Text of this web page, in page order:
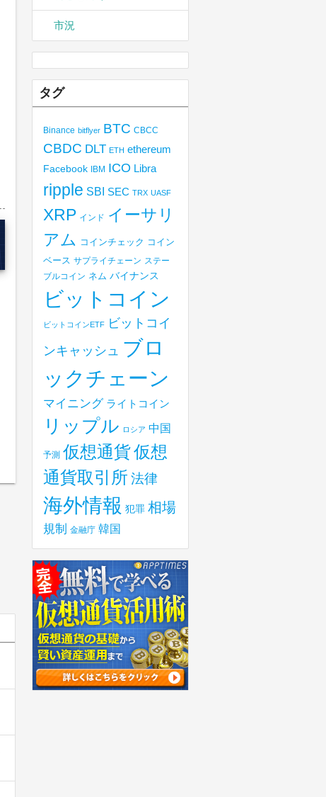
市況
タグ
Binance bitflyer BTC CBCC
CBDC DLT ETH ethereum
Facebook IBM ICO Libra
ripple SBI SEC TRX UASF
XRP インド イーサリ
アム コインチェック コイン
ベース サプライチェーン ステー
ブルコイン ネム バイナンス
ビットコイン
ビットコインETF
ビットコイ
ンキャッシュ ブロ
ックチェーン
マイニング ライトコイン
リップル ロシア 中国
予測 仮想通貨仮想
通貨取引所 法律
海外情報 犯罪 相場
規制 金融庁 韓国